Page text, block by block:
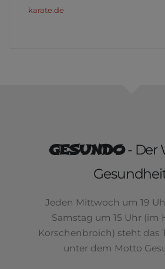
karate.de
GESUNDO- Der
Jeden Mittwoch um 19
Samstag um 15 Uhr (im
Korschenbroich) steht das
unter dem Motto